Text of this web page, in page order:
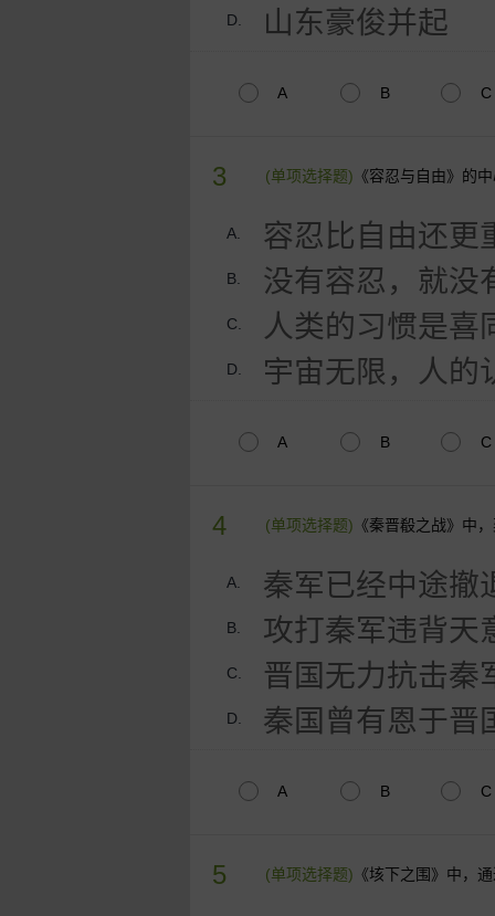
D. 山东豪俊并起
A B C
3 (单项选择题) 《容忍与自由》的
A. 容忍比自由还更
B. 没有容忍，就没
C. 人类的习惯是喜
D. 宇宙无限，人的
A B C
4 (单项选择题) 《秦晋殽之战》中
A. 秦军已经中途撤
B. 攻打秦军违背天
C. 晋国无力抗击秦
D. 秦国曾有恩于晋
A B C
5 (单项选择题) 《垓下之围》中，